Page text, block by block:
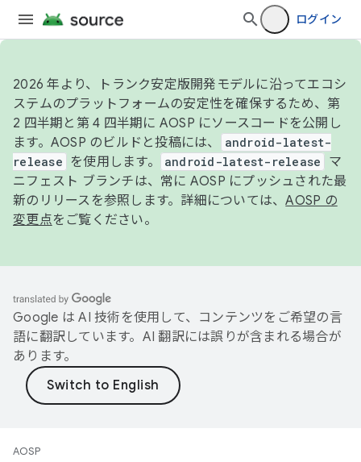
ログイン
2026 年より、トランク安定版開発モデルに沿ってエコシ
ステムのプラットフォームの安定性を確保するため、第
2 四半期と第 4 四半期に AOSP にソースコードを公開し
ます。AOSP のビルドと投稿には、
android-latest-
release
を使用します。 android-latest-release
マ
ニフェスト ブランチは、常に AOSP にプッシュされた最
新のリリースを参照します。詳細については、AOSP の
変更点をご覧ください。
Google は AI 技術を使用して、コンテンツをご希望の言
語に翻訳しています。AI 翻訳には誤りが含まれる場合が
あります。
AOSP